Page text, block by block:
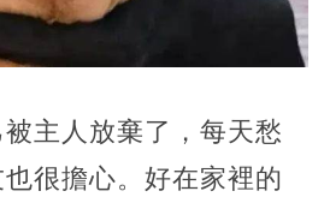
主人放棄了，每天愁
很擔心。好在家裡的